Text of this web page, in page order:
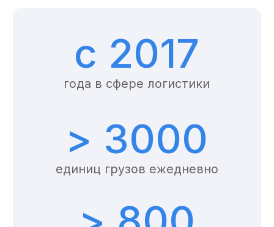
FFvnukovo@yandex.ru
© 2025. Все права защищены